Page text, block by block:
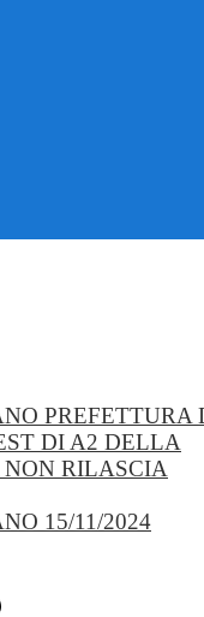
PREFETTURA
DI A2 DELLA
RILASCIA
15/11/2024